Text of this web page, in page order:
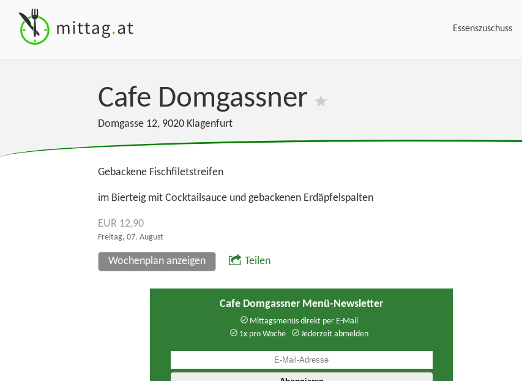
Essenszuschuss
Cafe Domgassner
Domgasse 12, 9020 Klagenfurt
Gebackene Fischfiletstreifen
im Bierteig mit Cocktailsauce und gebackenen Erdäpfelspalten
EUR 12,90
Freitag, 07. August
Wochenplan anzeigen Teilen
Cafe Domgassner Menü-Newsletter
Mittagsmenüs direkt per E-Mail
1x pro Woche
Jederzeit abmelden